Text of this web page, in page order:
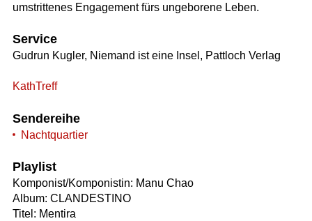
umstrittenes Engagement fürs ungeborene Leben.
Service
Gudrun Kugler, Niemand ist eine Insel, Pattloch Verlag
KathTreff
Sendereihe
Nachtquartier
Playlist
Komponist/Komponistin: Manu Chao
Album: CLANDESTINO
Titel: Mentira